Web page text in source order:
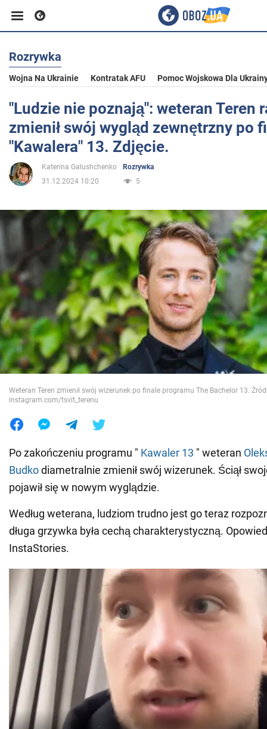
Biznes
Sport
Rozrywka
Życie
Polityka
Społeczeństwo
Wojna na Ukrainie
Świat
Jedzenie
Rozrywka
Wojna Na Ukrainie Kontratak AFU Pomoc Wojskowa Dla
"Ludzie nie poznają": weteran Teren
zmienił swój wygląd zewnętrzny po
"Kawalera" 13. Zdjęcie.
Katerina Galushchenko
Rozrywka
31.12.2024 10:20
5
Weteran Teren zmienił swój wizerunek po finale programu The Bachelor 13.
instagram.com/tsvit_terenu
Po zakończeniu programu " Kawaler 13 " weteran
Budkodiametralnie zmienił swój wizerunek. Ściął
pojawił się w nowym wyglądzie.
Według weterana, ludziom trudno jest go teraz
długa grzywka była cechą charakterystyczną.
InstaStories.